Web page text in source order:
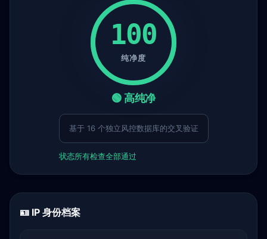
100
纯净度
🟢 高纯净
基于 16 个独立风控数据库的交叉验证
状态所有检查全部通过
🪪 IP 身份档案